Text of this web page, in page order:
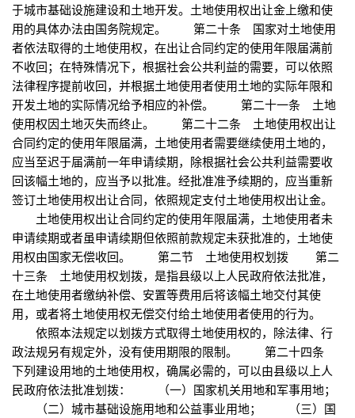
于城市基础设施建设和土地开发。土地使用权出让金上缴和使
用的具体办法由国务院规定。 第二十条 国家对土地使用
者依法取得的土地使用权，在出让合同约定的使用年限届满前
不收回；在特殊情况下，根据社会公共利益的需要，可以依照
法律程序提前收回，并根据土地使用者使用土地的实际年限和
开发土地的实际情况给予相应的补偿。 第二十一条 土地
使用权因土地灭失而终止。 第二十二条 土地使用权出让
合同约定的使用年限届满，土地使用者需要继续使用土地的，
应当至迟于届满前一年申请续期，除根据社会公共利益需要收
回该幅土地的，应当予以批准。经批准准予续期的，应当重新
签订土地使用权出让合同，依照规定支付土地使用权出让金。
土地使用权出让合同约定的使用年限届满，土地使用者未
申请续期或者虽申请续期但依照前款规定未获批准的，土地使
用权由国家无偿收回。 第二节 土地使用权划拨 第二
十三条 土地使用权划拨，是指县级以上人民政府依法批准，
在土地使用者缴纳补偿、安置等费用后将该幅土地交付其使
用，或者将土地使用权无偿交付给土地使用者使用的行为。
依照本法规定以划拨方式取得土地使用权的，除法律、行
政法规另有规定外，没有使用期限的限制。 第二十四条
下列建设用地的土地使用权，确属必需的，可以由县级以上人
民政府依法批准划拨： （一）国家机关用地和军事用地；
（二）城市基础设施用地和公益事业用地； （三）国